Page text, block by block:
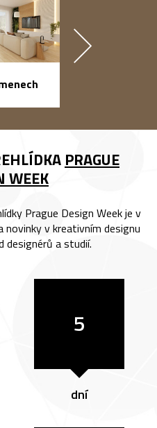
PRAGUE
WEEK
Prague Design Week je v
v kreativním designu
designérů a studií.
5
dní